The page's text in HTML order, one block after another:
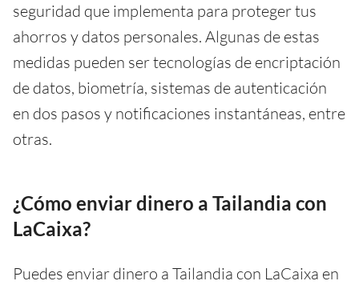
seguridad que implementa para proteger tus
ahorros y datos personales. Algunas de estas
medidas pueden ser tecnologías de encriptación
de datos, biometría, sistemas de autenticación
en dos pasos y notificaciones instantáneas, entre
otras.
¿Cómo enviar dinero a Tailandia con
LaCaixa?
Puedes enviar dinero a Tailandia con LaCaixa en